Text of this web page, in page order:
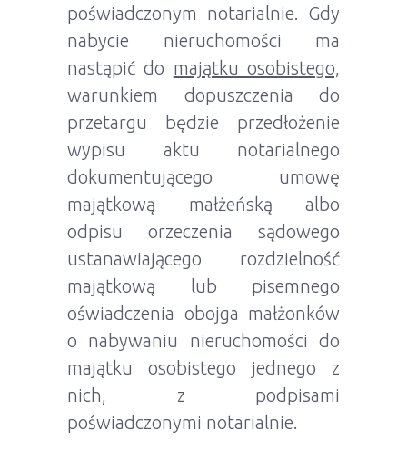
poświadczonym notarialnie. Gdy
nabycie nieruchomości ma
nastąpić do majątku osobistego,
warunkiem dopuszczenia do
przetargu będzie przedłożenie
wypisu aktu notarialnego
dokumentującego umowę
majątkową małżeńską albo
odpisu orzeczenia sądowego
ustanawiającego rozdzielność
majątkową lub pisemnego
oświadczenia obojga małżonków
o nabywaniu nieruchomości do
majątku osobistego jednego z
nich, z podpisami
poświadczonymi notarialnie.